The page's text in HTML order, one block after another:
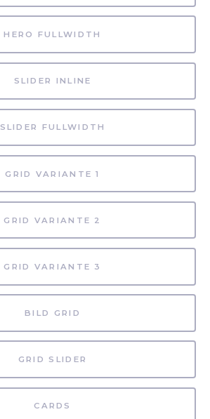
HERO FULLWIDTH
SLIDER INLINE
SLIDER FULLWIDTH
GRID VARIANTE 1
GRID VARIANTE 2
GRID VARIANTE 3
BILD GRID
GRID SLIDER
CARDS